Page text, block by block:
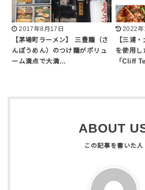
2017年8月17日
【茅場町ラーメン】 三豊麺（さ
んぽうめん）のつけ麺がボリュ
ーム満点で大満…
2022年
【三浦
を使用し
「Cliff
ABOUT